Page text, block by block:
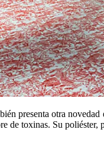
presenta otra
de toxinas. Su